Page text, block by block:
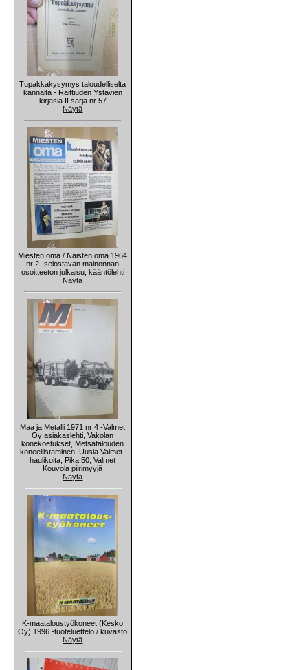
Tupakkakysymys taloudelliselta
kannalta - Raittiuden Ystävien
kirjasia II sarja nr 57
Näytä
Miesten oma / Naisten oma 1964
nr 2 -selostavan mainonnan
osoitteeton julkaisu, kääntölehti
Näytä
Maa ja Metalli 1971 nr 4 -Valmet
Oy asiakaslehti, Vakolan
konekoetukset, Metsätalouden
koneellistaminen, Uusia Valmet-
haulikoita, Pika 50, Valmet
Kouvola piirimyyjä
Näytä
K-maataloustyökoneet (Kesko
Oy) 1996 -tuoteluettelo / kuvasto
Näytä